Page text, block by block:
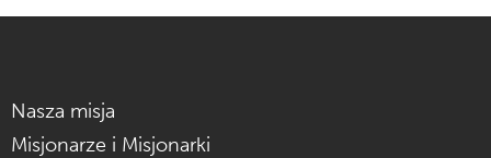
Nasza misja
Misjonarze i Misjonarki